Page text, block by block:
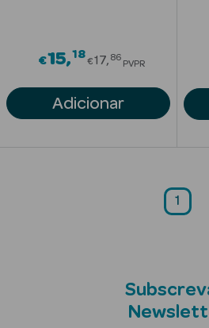
Anti-
Limpeza Facial
€15 18Price reduced
€17 86
PVPR
Adicionar
1